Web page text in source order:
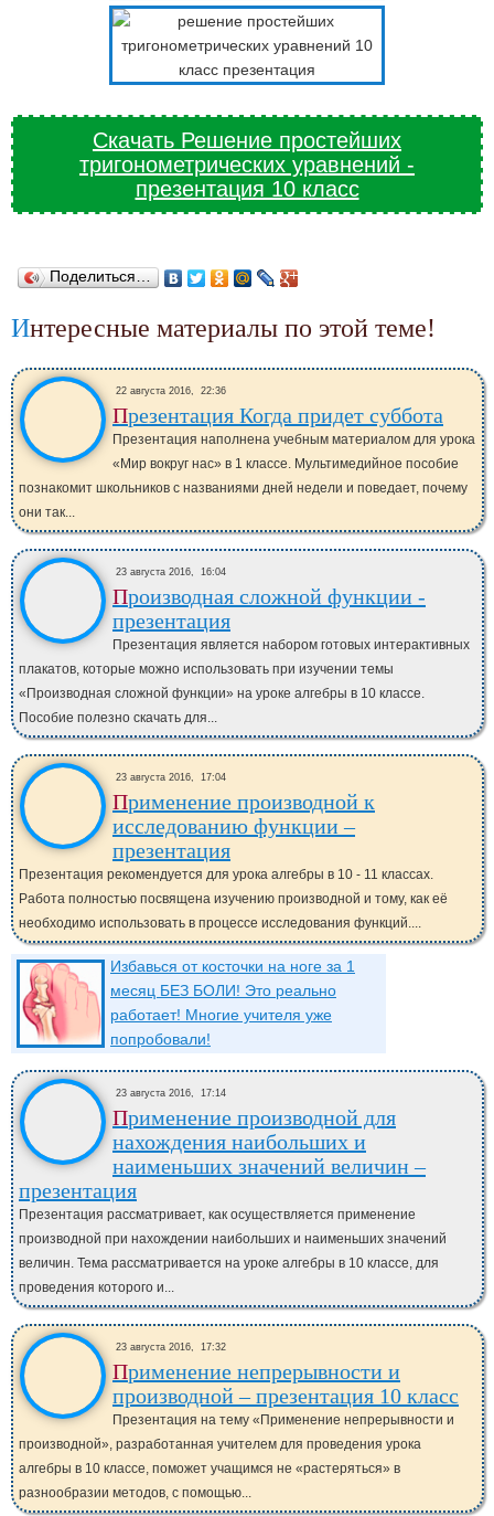
Скачать Решение простейших
тригонометрических уравнений -
презентация 10 класс
Поделиться…
Интересные материалы по этой теме!
22 августа 2016, 22:36
Презентация Когда придет суббота
Презентация наполнена учебным материалом для урока
«Мир вокруг нас» в 1 классе. Мультимедийное пособие
познакомит школьников с названиями дней недели и поведает, почему
они так...
23 августа 2016, 16:04
Производная сложной функции -
презентация
Презентация является набором готовых интерактивных
плакатов, которые можно использовать при изучении темы
«Производная сложной функции» на уроке алгебры в 10 классе.
Пособие полезно скачать для...
23 августа 2016, 17:04
Применение производной к
исследованию функции –
презентация
Презентация рекомендуется для урока алгебры в 10 - 11 классах.
Работа полностью посвящена изучению производной и тому, как её
необходимо использовать в процессе исследования функций....
Избавься от косточки на ноге за 1
месяц БЕЗ БОЛИ! Это реально
работает! Многие учителя уже
попробовали!
23 августа 2016, 17:14
Применение производной для
нахождения наибольших и
наименьших значений величин –
презентация
Презентация рассматривает, как осуществляется применение
производной при нахождении наибольших и наименьших значений
величин. Тема рассматривается на уроке алгебры в 10 классе, для
проведения которого и...
23 августа 2016, 17:32
Применение непрерывности и
производной – презентация 10 класс
Презентация на тему «Применение непрерывности и
производной», разработанная учителем для проведения урока
алгебры в 10 классе, поможет учащимся не «растеряться» в
разнообразии методов, с помощью...